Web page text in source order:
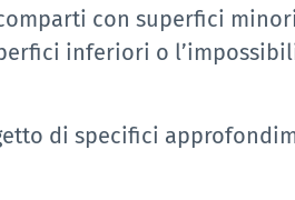
con superfici
inferiori o
di specifici